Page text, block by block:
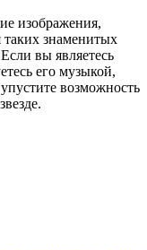
изображения,
знаменитых
вы являетесь
его музыкой,
возможность